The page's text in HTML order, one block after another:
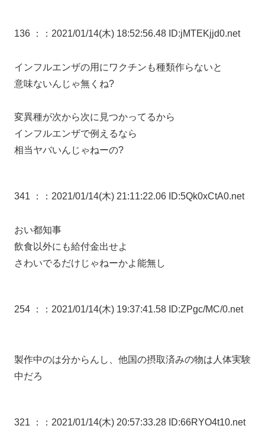
136 ： ：2021/01/14(木) 18:52:56.48 ID:jMTEKjjd0.net
インフルエンザの用にワクチンも種類作らないと
意味ないんじゃ無くね?
変異種が次から次に見つかってるから
インフルエンザで例えるなら
相当ヤバいんじゃねーの?
341 ： ：2021/01/14(木) 21:11:22.06 ID:5Qk0xCtA0.net
おい都知事
飲食以外にも給付金出せよ
さわいでるだけじゃねーかよ能無し
254 ： ：2021/01/14(木) 19:37:41.58 ID:ZPgc/MC/0.net
製作中のは分からんし、他国の摂取済みの物は人体実験
中だろ
321 ： ：2021/01/14(木) 20:57:33.28 ID:66RYO4t10.net